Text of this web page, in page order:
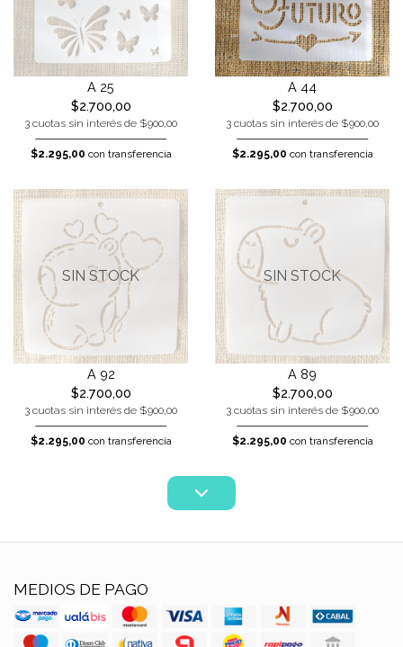
A 25
$2.700,00
3 cuotas sin interés de $900,00
$2.295,00 con transferencia
A 44
$2.700,00
3 cuotas sin interés de $900,00
$2.295,00 con transferencia
SIN STOCK
A 92
$2.700,00
3 cuotas sin interés de $900,00
$2.295,00 con transferencia
SIN STOCK
A 89
$2.700,00
3 cuotas sin interés de $900,00
$2.295,00 con transferencia
MEDIOS DE PAGO